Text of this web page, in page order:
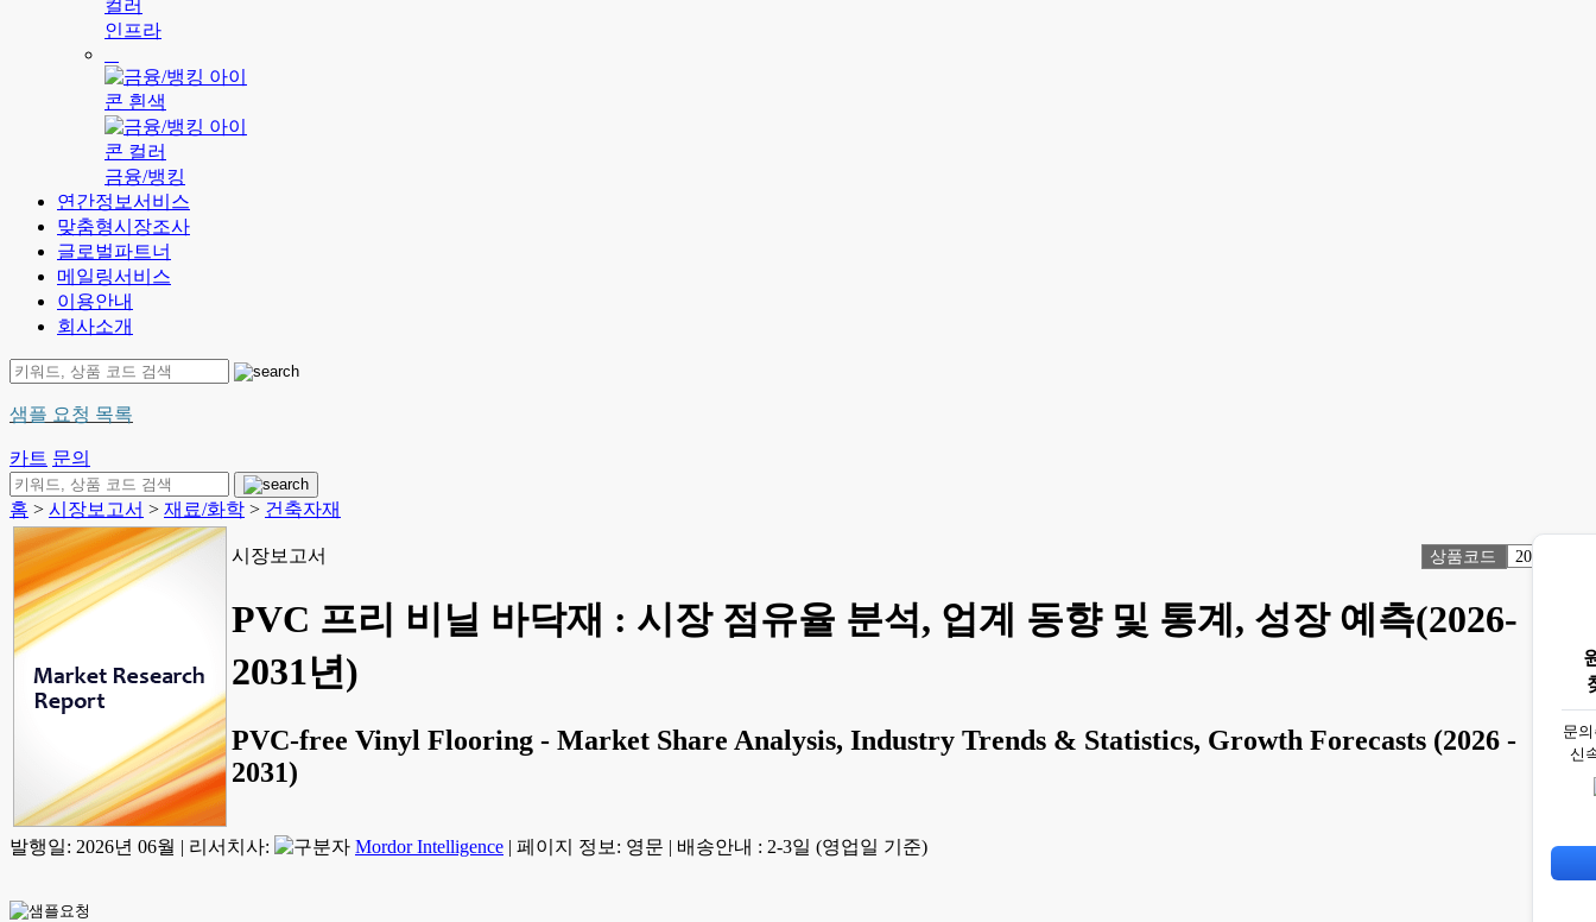
인프라
금융/뱅킹
연간정보서비스
맞춤형시장조사
글로벌파트너
메일링서비스
이용안내
회사소개
샘플 요청 목록
카트 문의
홈 > 시장보고서 > 재료/화학 > 건축자재
시장보고서 상품코드 2073343
PVC 프리 비닐 바닥재 : 시장 점유율 분석, 업계 동향 및 통계, 성장 예측(2026-
2031년)
PVC-free Vinyl Flooring - Market Share Analysis, Industry Trends & Statistics, Growth Forecasts (2026 -
2031)
발행일: 2026년 06월 | 리서치사: Mordor Intelligence | 페이지 정보: 영문 | 배송안내 : 2-3일 (영업일 기준)
문
신